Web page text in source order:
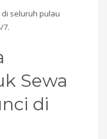
seluruh pulau
7.
Sewa
di